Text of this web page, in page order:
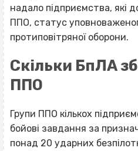
надало підприємства, які
ППО, статус
протиповітряної оборони.
Скільки БпЛА
ППО
Групи ППО кількох
бойові завдання за
понад 20 ударних